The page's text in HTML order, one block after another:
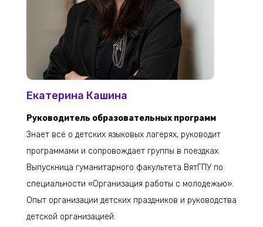
Екатерина Кашина
Руководитель образовательных программ
Знает всё о детских языковых лагерях, руководит
программами и сопровождает группы в поездках.
Выпускница гуманитарного факультета ВятГПУ по
специальности «Организация работы с молодежью».
Опыт организации детских праздников и руководства
детской организацией.